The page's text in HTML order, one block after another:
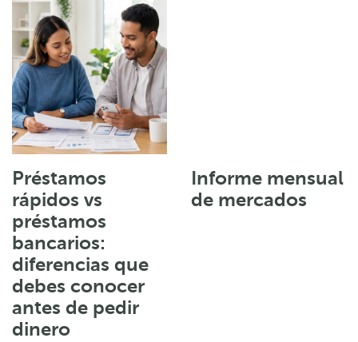
Préstamos
rápidos vs
préstamos
bancarios:
diferencias que
debes conocer
antes de pedir
dinero
Informe mensual
de mercados